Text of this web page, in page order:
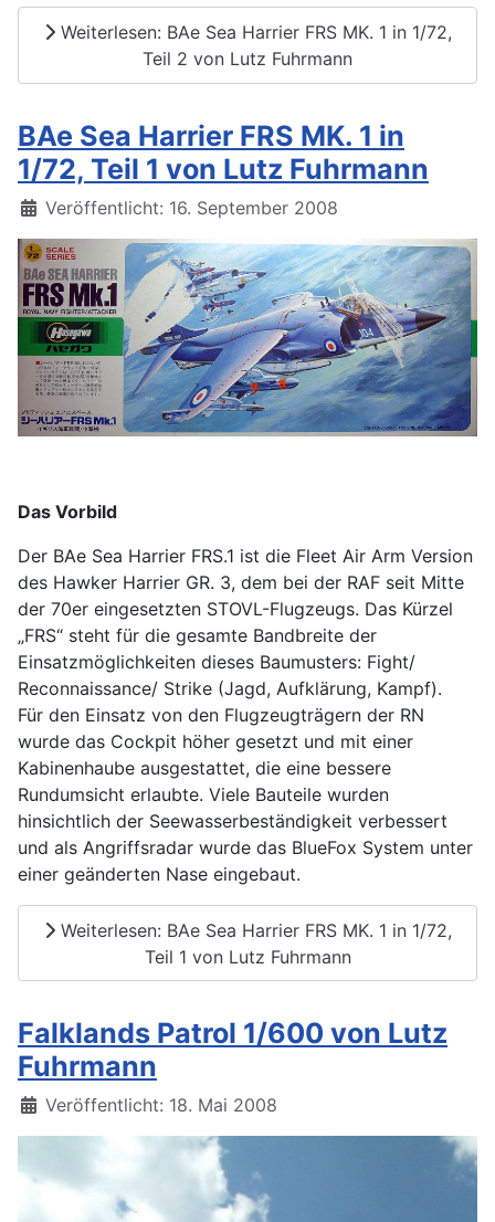
Weiterlesen: BAe Sea Harrier FRS MK. 1 in 1/72,
Teil 2 von Lutz Fuhrmann
BAe Sea Harrier FRS MK. 1 in
1/72, Teil 1 von Lutz Fuhrmann
Details
Veröffentlicht: 16. September 2008
Das Vorbild
Der BAe Sea Harrier FRS.1 ist die Fleet Air Arm Version
des Hawker Harrier GR. 3, dem bei der RAF seit Mitte
der 70er eingesetzten STOVL-Flugzeugs. Das Kürzel
„FRS“ steht für die gesamte Bandbreite der
Einsatzmöglichkeiten dieses Baumusters: Fight/
Reconnaissance/ Strike (Jagd, Aufklärung, Kampf).
Für den Einsatz von den Flugzeugträgern der RN
wurde das Cockpit höher gesetzt und mit einer
Kabinenhaube ausgestattet, die eine bessere
Rundumsicht erlaubte. Viele Bauteile wurden
hinsichtlich der Seewasserbeständigkeit verbessert
und als Angriffsradar wurde das BlueFox System unter
einer geänderten Nase eingebaut.
Weiterlesen: BAe Sea Harrier FRS MK. 1 in 1/72,
Teil 1 von Lutz Fuhrmann
Falklands Patrol 1/600 von Lutz
Fuhrmann
Details
Veröffentlicht: 18. Mai 2008